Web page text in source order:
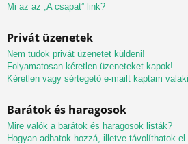
Mi az az „A csapat” link?
Privát üzenetek
Nem tudok privát üzenetet küldeni!
Folyamatosan kéretlen üzeneteket kapok!
Kéretlen vagy sértegető e-mailt kaptam
Barátok és haragosok
Mire valók a barátok és haragosok listák?
Hogyan adhatok hozzá, illetve távolíthatok